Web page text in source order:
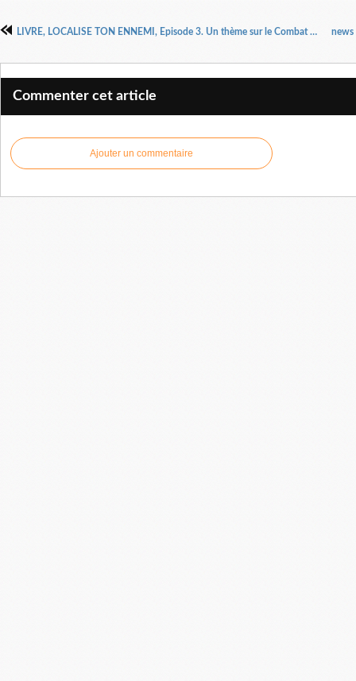
LIVRE, LOCALISE TON ENNEMI, Episode 3. Un thème sur le Combat Spirituel ou La Guerre spirituelle. Auteur : Docteur Pasteur Henri KPODAHI.
Commenter cet article
Ajouter un commentaire